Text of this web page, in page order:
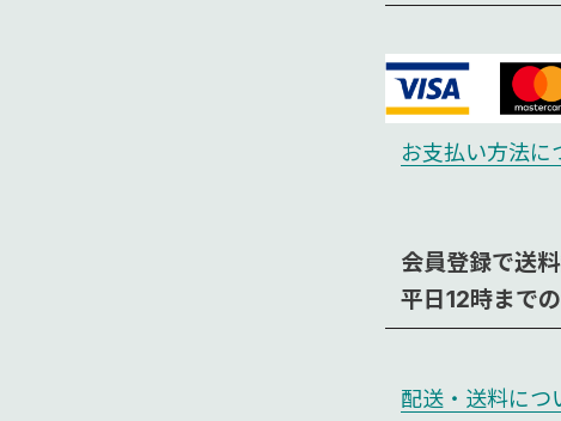
お支払い方法
会員登録で送
平日12時まで
配送・送料に